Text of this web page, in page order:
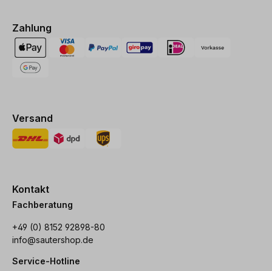
Zahlung
Versand
Kontakt
Fachberatung
+49 (0) 8152 92898-80
info@sautershop.de
Service-Hotline